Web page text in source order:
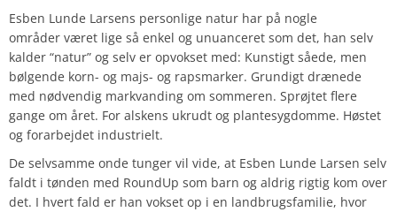
Esben Lunde Larsens personlige natur har på nogle
områder været lige så enkel og unuanceret som det, han selv
kalder “natur” og selv er opvokset med: Kunstigt såede, men
bølgende korn- og majs- og rapsmarker. Grundigt drænede
med nødvendig markvanding om sommeren. Sprøjtet flere
gange om året. For alskens ukrudt og plantesygdomme. Høstet
og forarbejdet industrielt.
De selvsamme onde tunger vil vide, at Esben Lunde Larsen selv
faldt i tønden med RoundUp som barn og aldrig rigtig kom over
det. I hvert fald er han vokset op i en landbrugsfamilie, hvor